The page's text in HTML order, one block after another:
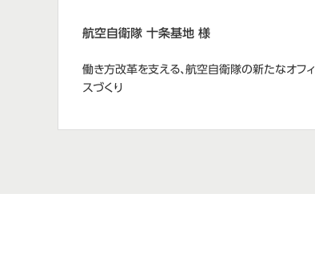
航空自衛隊 十条基地 様
働き方改革を支える、航空自衛隊の新たなオフィ
スづくり